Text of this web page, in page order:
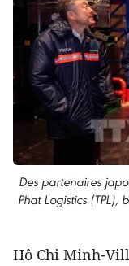
Des partenaires
Phat Logistics
Hô Chi Minh-